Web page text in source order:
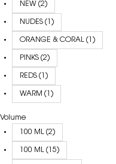
NEW (2)
NUDES (1)
ORANGE & CORAL (1)
PINKS (2)
REDS (1)
WARM (1)
Volume
100 ML (2)
100 ML (15)